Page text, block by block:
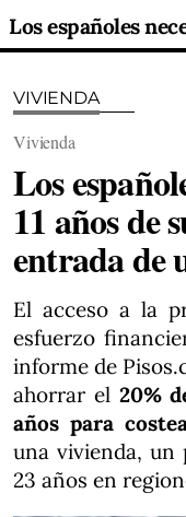
VIVIENDA
Vivienda
Los
11 años de
entrada de
El acceso a la
esfuerzo
informe de
ahorrar el 20%
años para
una vivienda, un
23 años en